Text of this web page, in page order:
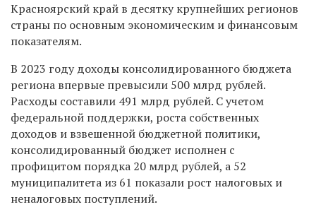
Красноярский край в десятку крупнейших регионов
страны по основным экономическим и финансовым
показателям.
В 2023 году доходы консолидированного бюджета
региона впервые превысили 500 млрд рублей.
Расходы составили 491 млрд рублей. С учетом
федеральной поддержки, роста собственных
доходов и взвешенной бюджетной политики,
консолидированный бюджет исполнен с
профицитом порядка 20 млрд рублей, а 52
муниципалитета из 61 показали рост налоговых и
неналоговых поступлений.